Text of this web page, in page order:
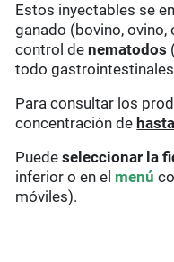
Estos inyectables se
ganado (bovino, ovino,
control denematodos
todo
Para consultar los
concentración de hasta
Puedeseleccionar la
inferior o en el menú
móviles).